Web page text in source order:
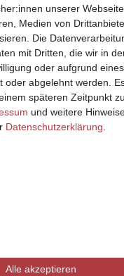
unserer
Medien von
Die
mit Dritten, die wir in
oder aufgrund
abgelehnt werden.
späteren Zeitpunkt
und weitere
Daten­schutz­erklärung
Alle akzeptieren